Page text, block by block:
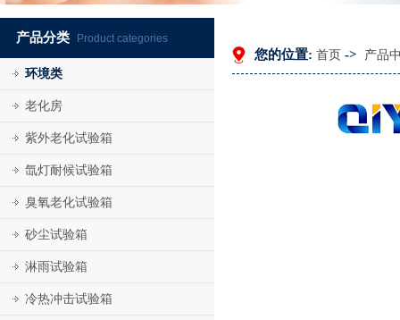
产品分类 Product categories
环境类
老化房
紫外老化试验箱
氙灯耐候试验箱
臭氧老化试验箱
砂尘试验箱
淋雨试验箱
冷热冲击试验箱
您的位置: 首页 -> 产品